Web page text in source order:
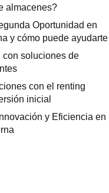
almacenes?
Oportunidad en
y cómo puede ayudarte
con soluciones de
con el renting
inicial
y Eficiencia en